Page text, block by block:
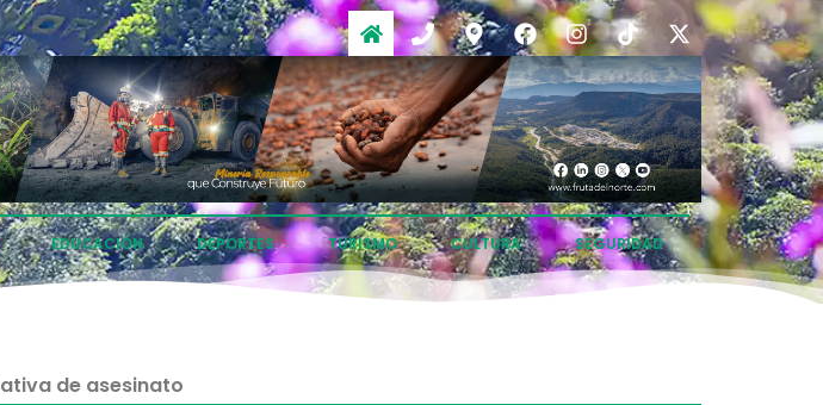
EDUCACIÓN DEPORTES TURISMO CULTURA SEGURIDAD
de asesinato